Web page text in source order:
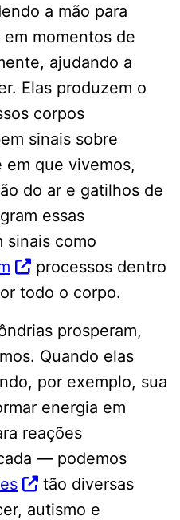
a mão para
momentos de
ajudando a
Elas produzem o
corpos
sinais sobre
em que vivemos,
do ar e gatilhos de
essas
sinais como
processos dentro
todo o corpo.
prosperam,
Quando elas
por exemplo, sua
energia em
reações
— podemos
tão diversas
autismo e